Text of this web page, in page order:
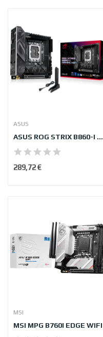
ASUS
ASUS ROG STRIX B860-I GAMING WIFI
289,72 €
MSI
MSI MPG B760I EDGE WIFI